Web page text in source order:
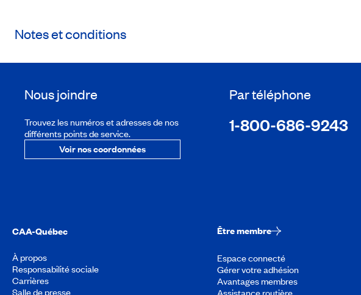
Notes et conditions
Nous joindre
Trouvez les numéros et adresses de nos
différents points de service.
Voir nos coordonnées
Par téléphone
1-800-686-9243
CAA-Québec
À propos
Responsabilité sociale
Carrières
Salle de presse
Être membre
Espace connecté
Gérer votre adhésion
Avantages membres
Assistance routière